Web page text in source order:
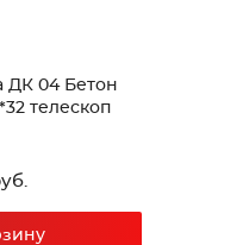
ДК 04 Бетон
телескоп